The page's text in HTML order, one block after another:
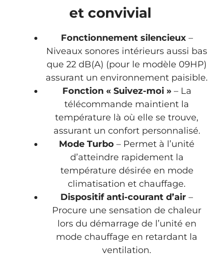
et convivial
Fonctionnement silencieux–
Niveaux sonores intérieurs aussi bas
que 22 dB(A) (pour le modèle 09HP)
assurant un environnement paisible.
Fonction « Suivez-moi »– La
télécommande maintient la
température là où elle se trouve,
assurant un confort personnalisé.
Mode Turbo – Permet à l’unité
d’atteindre rapidement la
température désirée en mode
climatisation et chauffage.
Dispositif anti-courant d’air –
Procure une sensation de chaleur
lors du démarrage de l’unité en
mode chauffage en retardant la
ventilation.